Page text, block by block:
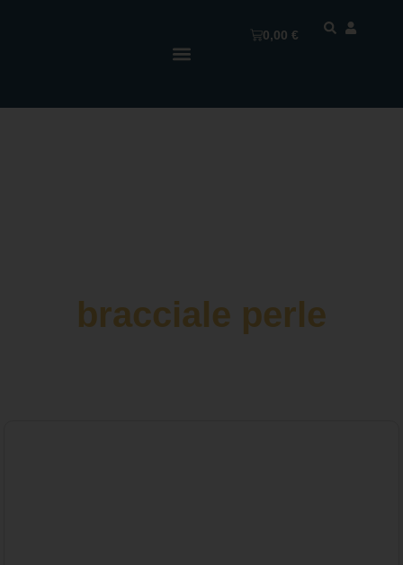
0,00€
bracciale perle